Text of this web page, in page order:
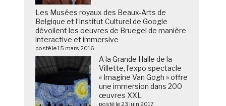
Les Musées royaux des Beaux-Arts de
Belgique et l’Institut Culturel de Google
dévoilent les oeuvres de Bruegel de manière
interactive et immersive
posté le 15 mars 2016
A la Grande Halle de la
Villette, l’expo spectacle
« Imagine Van Gogh » offre
une immersion dans 200
œuvres XXL
posté le 23 juin 2017